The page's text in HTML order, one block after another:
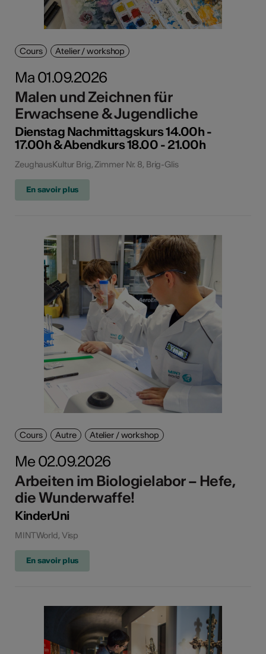
Cours Atelier / workshop
Ma 01.09.2026
Malen und Zeichnen für
Erwachsene & Jugendliche
Dienstag Nachmittagskurs 14.00h -
17.00h & Abendkurs 18.00 - 21.00h
ZeughausKultur Brig, Zimmer Nr. 8, Brig-Glis
En savoir plus
Cours Autre Atelier / workshop
Me 02.09.2026
Arbeiten im Biologielabor – Hefe,
die Wunderwaffe!
KinderUni
MINTWorld, Visp
En savoir plus